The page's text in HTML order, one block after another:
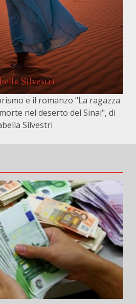
e il romanzo "La ragazza
nel deserto del Sinai", di
Silvestri